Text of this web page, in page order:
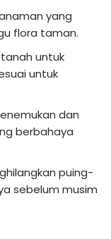
yang
flora taman.
untuk
untuk
dan
berbahaya
puing-
sebelum musim